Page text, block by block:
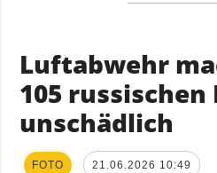
Luftabwehr
105 russischen
unschädlich
FOTO 21.06.2026 10:49